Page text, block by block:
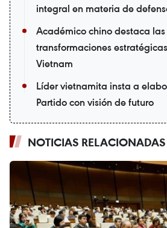
integral en materia de
Académico chino destaca
transformaciones
Vietnam
Líder vietnamita insta a
Partido con visión de futuro
NOTICIAS RELACIONADAS